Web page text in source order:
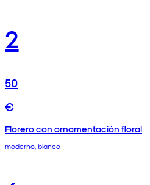
2
50
€
Florero con ornamentación floral
moderno, blanco